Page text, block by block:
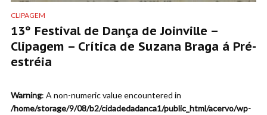
CLIPAGEM
13º Festival de Dança de Joinville –
Clipagem – Crítica de Suzana Braga á Pré-
estréia
Warning: A non-numeric value encountered in
/home/storage/9/08/b2/cidadedadanca1/public_html/acervo/wp-